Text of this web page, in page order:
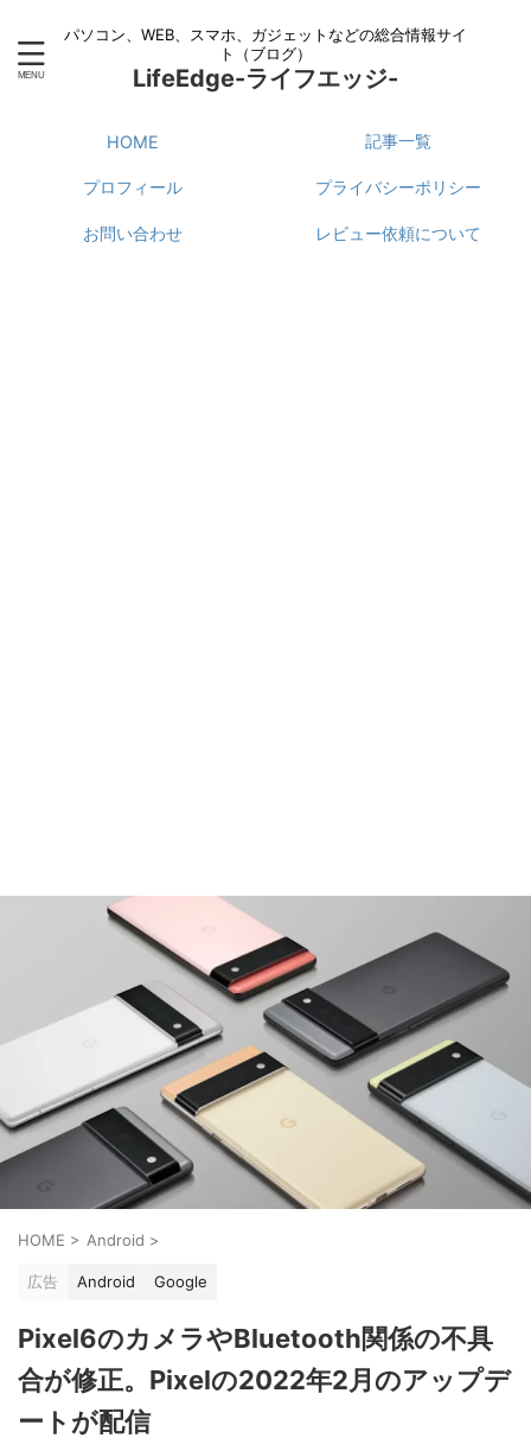
パソコン、WEB、スマホ、ガジェットなどの総合情報サイ
ト（ブログ）
LifeEdge-ライフエッジ-
HOME 記事一覧
プロフィール プライバシーポリシー
お問い合わせ レビュー依頼について
HOME > Android >
広告 Android Google
Pixel6のカメラやBluetooth関係の不具
合が修正。Pixelの2022年2月のアップデ
ートが配信